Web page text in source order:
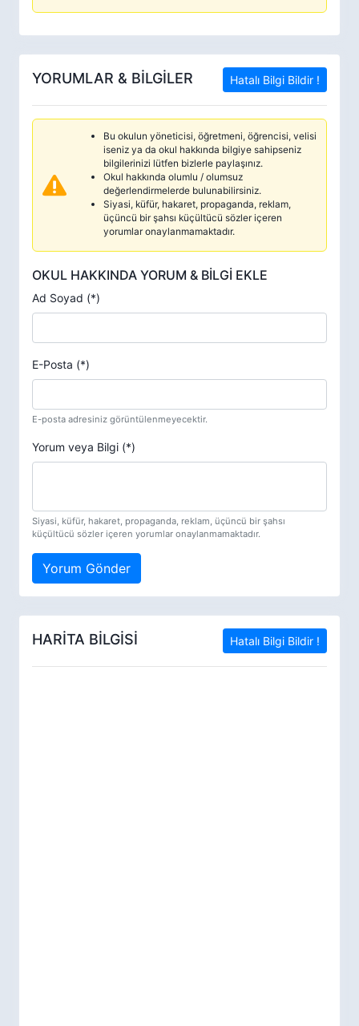
YORUMLAR & BİLGİLER Hatalı Bilgi Bildir !
Bu okulun yöneticisi, öğretmeni, öğrencisi, velisi
iseniz ya da okul hakkında bilgiye sahipseniz
bilgilerinizi lütfen bizlerle paylaşınız.
Okul hakkında olumlu / olumsuz
değerlendirmelerde bulunabilirsiniz.
Siyasi, küfür, hakaret, propaganda, reklam,
üçüncü bir şahsı küçültücü sözler içeren
yorumlar onaylanmamaktadır.
OKUL HAKKINDA YORUM & BİLGİ EKLE
Ad Soyad (*)
E-Posta (*)
E-posta adresiniz görüntülenmeyecektir.
Yorum veya Bilgi (*)
Siyasi, küfür, hakaret, propaganda, reklam, üçüncü bir şahsı
küçültücü sözler içeren yorumlar onaylanmamaktadır.
Yorum Gönder
HARİTA BİLGİSİ Hatalı Bilgi Bildir !